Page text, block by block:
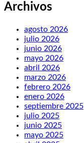
Archivos
agosto 2026
julio 2026
junio 2026
mayo 2026
abril 2026
marzo 2026
febrero 2026
enero 2026
septiembre 2025
julio 2025
junio 2025
mayo 2025